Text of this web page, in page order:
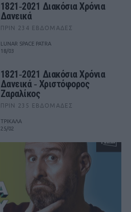
1821‑2021 Διακόσια Χρόνια
Δανεικά
ΠΡΙΝ 234 ΕΒΔΟΜΆΔΕΣ
LUNAR SPACE PATRA
18/03
1821‑2021 Διακόσια Χρόνια
Δανεικά ‑ Χριστόφορος
Ζαραλίκος
ΠΡΙΝ 235 ΕΒΔΟΜΆΔΕΣ
ΤΡΙΚΑΛΑ
25/02